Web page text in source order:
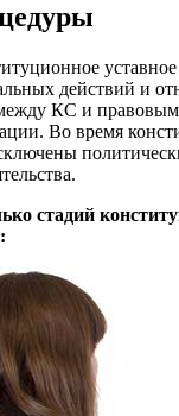
действий и
КС и
Во время
стадий